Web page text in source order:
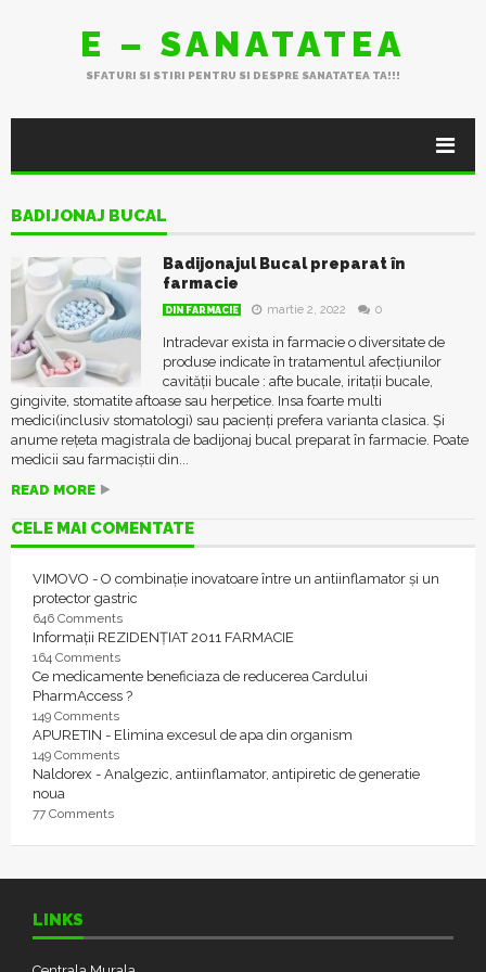
E – SANATATEA
SFATURI SI STIRI PENTRU SI DESPRE SANATATEA TA!!!
BADIJONAJ BUCAL
Badijonajul Bucal preparat în
farmacie
DIN FARMACIE martie 2, 2022 0
Intradevar exista in farmacie o diversitate de
produse indicate în tratamentul afecțiunilor
cavității bucale : afte bucale, iritații bucale,
gingivite, stomatite aftoase sau herpetice. Insa foarte multi
medici(inclusiv stomatologi) sau pacienți prefera varianta clasica. Și
anume rețeta magistrala de badijonaj bucal preparat în farmacie. Poate
medicii sau farmaciștii din...
READ MORE
CELE MAI COMENTATE
VIMOVO - O combinație inovatoare între un antiinflamator și un
protector gastric
646 Comments
Informații REZIDENȚIAT 2011 FARMACIE
164 Comments
Ce medicamente beneficiaza de reducerea Cardului
PharmAccess ?
149 Comments
APURETIN - Elimina excesul de apa din organism
149 Comments
Naldorex - Analgezic, antiinflamator, antipiretic de generatie
noua
77 Comments
LINKS